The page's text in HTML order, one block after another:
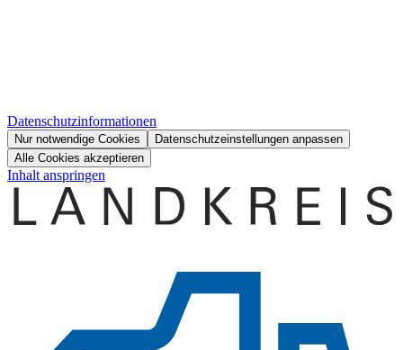
Datenschutzinformationen
Nur notwendige Cookies
Datenschutzeinstellungen anpassen
Alle Cookies akzeptieren
Inhalt anspringen